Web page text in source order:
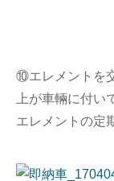
⑩エレメントを
上が車輛に付い
エレメントの定